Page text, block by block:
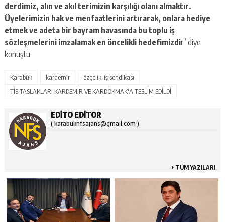
derdimiz, alın ve akıl terimizin karşılığı olanı almaktır.
Üyelerimizin hak ve menfaatlerini artırarak, onlara hediye
etmek ve adeta bir bayram havasında bu toplu iş
sözleşmelerini imzalamak en öncelikli hedefimizdir” diye
konuştu.
Karabük kardemir
özçelik-iş sendikası
TİS TASLAKLARI KARDEMİR VE KARDÖKMAK'A TESLİM EDİLDİ
EDITO EDITOR
( karabuknfsajans@gmail.com )
TÜM YAZILARI